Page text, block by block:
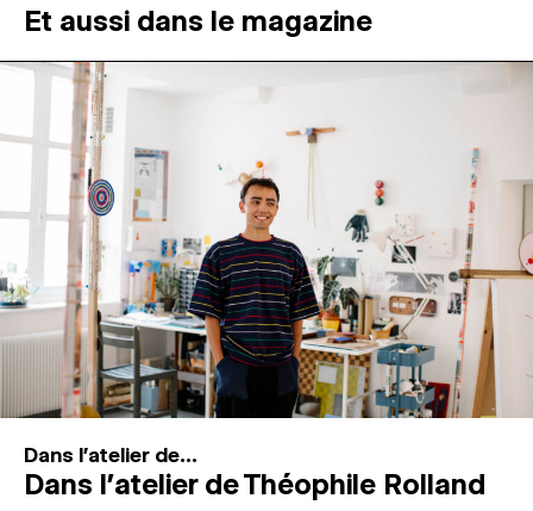
ATELIERS OUVERTS
PROGRAMMATION
MAGAZINE
ESPACES DE PRATIQUE ARTISTIQUE ↓
Recherche
Connexion
Et aussi dans le magazine
Dans l'atelier de...
Dans l’atelier de Théophile Rolland